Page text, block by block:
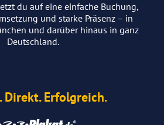
du auf eine einfache Buchung,
und starke Präsenz – in
und darüber hinaus in ganz
Deutschland.
Direkt. Erfolgreich.